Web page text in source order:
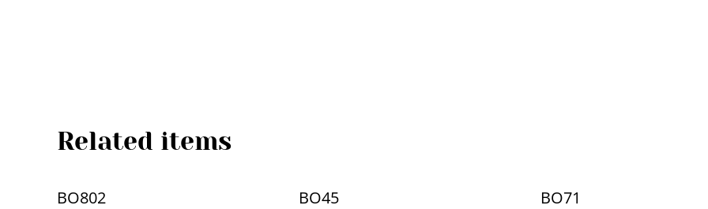
Related items
BO802 BO45 BO71